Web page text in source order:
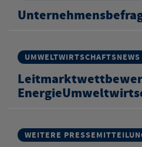
UMWELTWIRTSCHAFTSNEWS
WEITERE